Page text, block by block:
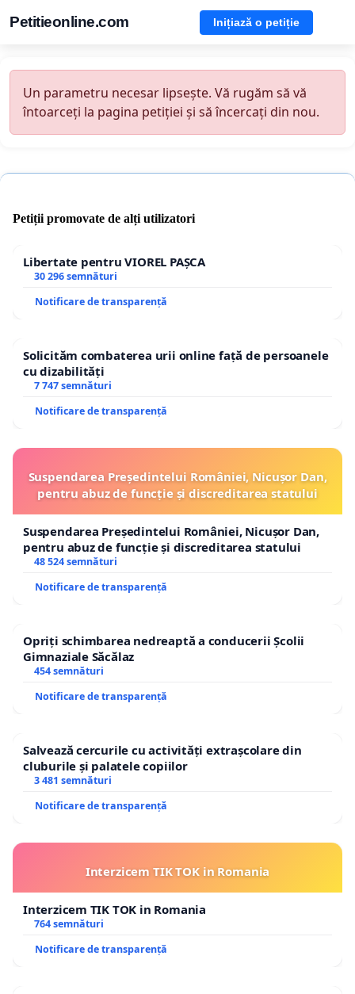
Petitieonline.com Inițiază o petiție
Un parametru necesar lipsește. Vă rugăm să vă
întoarceți la pagina petiției și să încercați din nou.
Petiții promovate de alți utilizatori
Libertate pentru VIOREL PAȘCA
30 296 semnături
Notificare de transparență
Solicităm combaterea urii online față de persoanele
cu dizabilități
7 747 semnături
Notificare de transparență
Suspendarea Președintelui României, Nicușor Dan,
pentru abuz de funcție și discreditarea statului
Suspendarea Președintelui României, Nicușor Dan,
pentru abuz de funcție și discreditarea statului
48 524 semnături
Notificare de transparență
Opriți schimbarea nedreaptă a conducerii Școlii
Gimnaziale Săcălaz
454 semnături
Notificare de transparență
Salvează cercurile cu activități extrașcolare din
cluburile și palatele copiilor
3 481 semnături
Notificare de transparență
Interzicem TIK TOK in Romania
Interzicem TIK TOK in Romania
764 semnături
Notificare de transparență